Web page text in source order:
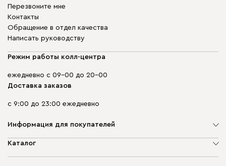
Перезвоните мне
Контакты
Обращение в отдел качества
Написать руководству
Режим работы колл-центра
ежедневно с 09-00 до 20-00
Доставка заказов
с 9:00 до 23:00 ежедневно
Информация для покупателей
О компании
Каталог